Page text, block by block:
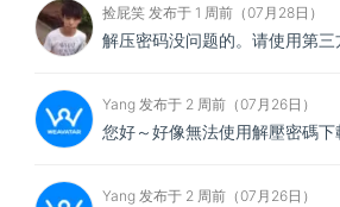
捡屁笑 发布于 1 周前（07月28日）
Yang 发布于 2 周前（07月26日）
Yang 发布于 2 周前（07月26日）